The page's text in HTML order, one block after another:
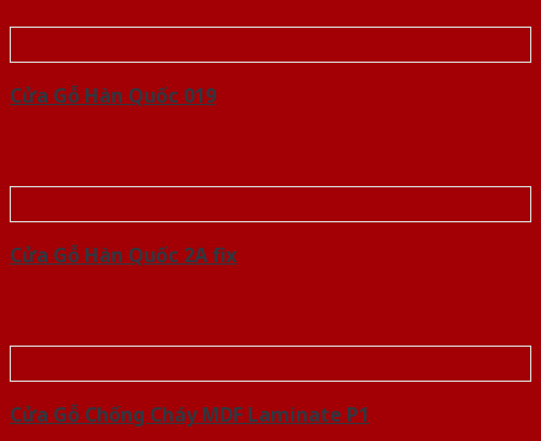
Cửa Gỗ Hàn Quốc 019
Cửa Gỗ Hàn Quốc 2A fix
Cửa Gỗ Chống Cháy MDF Laminate P1